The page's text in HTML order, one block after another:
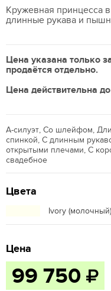
Кружевная принцесса
длинные рукава и
Цена указана только
продаётся отдельно.
Цена действительна
А-силуэт, Со шлейфом,
спинкой, С длинным
открытыми плечами, С
свадебное
Цвета
Ivory (молочный)
Цена
99 750